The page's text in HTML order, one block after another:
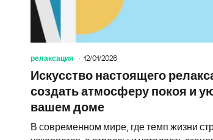
релаксация 12/01/2026
Искусство настоящего
создать атмосферу покоя и
вашем доме
В современном мире, где темп жизни